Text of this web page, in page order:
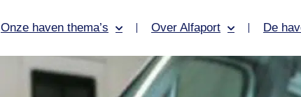
Onze haven thema’s Over Alfaport De